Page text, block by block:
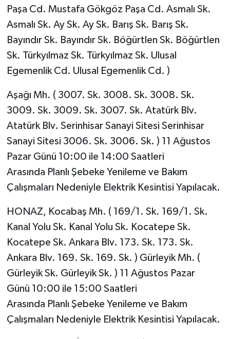
Paşa Cd. Mustafa Gökgöz Paşa Cd. Asmalı Sk.
Asmalı Sk. Ay Sk. Ay Sk. Barış Sk. Barış Sk.
Bayındır Sk. Bayındır Sk. Böğürtlen Sk. Böğürtlen
Sk. Türkyılmaz Sk. Türkyılmaz Sk. Ulusal
Egemenlik Cd. Ulusal Egemenlik Cd. )
Aşağı Mh. ( 3007. Sk. 3008. Sk. 3008. Sk.
3009. Sk. 3009. Sk. 3007. Sk. Atatürk Blv.
Atatürk Blv. Serinhisar Sanayi Sitesi Serinhisar
Sanayi Sitesi 3006. Sk. 3006. Sk. ) 11 Ağustos
Pazar Günü 10:00 ile 14:00 Saatleri
Arasında Planlı Şebeke Yenileme ve Bakım
Çalışmaları Nedeniyle Elektrik Kesintisi Yapılacak.
HONAZ, Kocabaş Mh. ( 169/1. Sk. 169/1. Sk.
Kanal Yolu Sk. Kanal Yolu Sk. Kocatepe Sk.
Kocatepe Sk. Ankara Blv. 173. Sk. 173. Sk.
Ankara Blv. 169. Sk. 169. Sk. ) Gürleyik Mh. (
Gürleyik Sk. Gürleyik Sk. ) 11 Ağustos Pazar
Günü 10:00 ile 15:00 Saatleri
Arasında Planlı Şebeke Yenileme ve Bakım
Çalışmaları Nedeniyle Elektrik Kesintisi Yapılacak.